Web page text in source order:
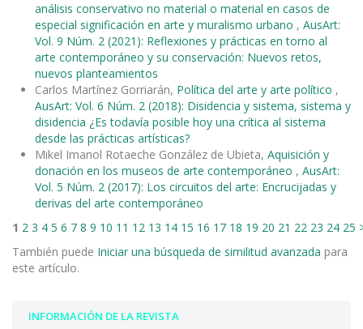
análisis conservativo no material o material en casos de
especial significación en arte y muralismo urbano , AusArt:
Vol. 9 Núm. 2 (2021): Reflexiones y prácticas en torno al
arte contemporáneo y su conservación: Nuevos retos,
nuevos planteamientos
Carlos Martínez Gorriarán, Política del arte y arte político ,
AusArt: Vol. 6 Núm. 2 (2018): Disidencia y sistema, sistema y
disidencia ¿Es todavía posible hoy una crítica al sistema
desde las prácticas artísticas?
Mikel Imanol Rotaeche González de Ubieta, Aquisición y
donación en los museos de arte contemporáneo , AusArt:
Vol. 5 Núm. 2 (2017): Los circuitos del arte: Encrucijadas y
derivas del arte contemporáneo
1 2 3 4 5 6 7 8 9 10 11 12 13 14 15 16 17 18 19 20 21 22 23 24 25
También puede Iniciar una búsqueda de similitud avanzada para
este artículo.
INFORMACIÓN DE LA REVISTA